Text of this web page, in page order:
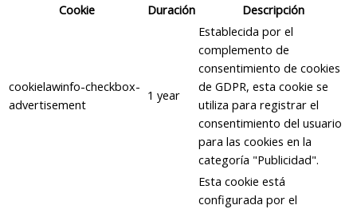
Cookie
Duración Descripción
cookielawinfo-checkbox-
advertisement
1 year
Establecida por el
complemento de
consentimiento de cookies
de GDPR, esta cookie se
utiliza para registrar el
consentimiento del usuario
para las cookies en la
categoría "Publicidad".
Esta cookie está
configurada por el